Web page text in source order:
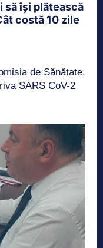
să își plătească
costă 10 zile
de Sănătate.
SARS CoV-2